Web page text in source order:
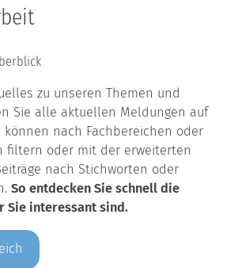
zu unseren Themen und
Sie alle aktuellen Meldungen auf
können nach Fachbereichen oder
filtern oder mit der erweiterten
nach Stichworten oder
So entdecken Sie schnell die
Sie interessant sind.